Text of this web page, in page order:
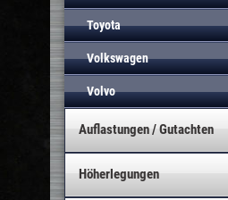
Toyota
Volkswagen
Volvo
Auflastungen / Gutachten
Höherlegungen